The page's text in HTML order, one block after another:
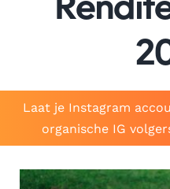
Laat je Instagram
organische IG